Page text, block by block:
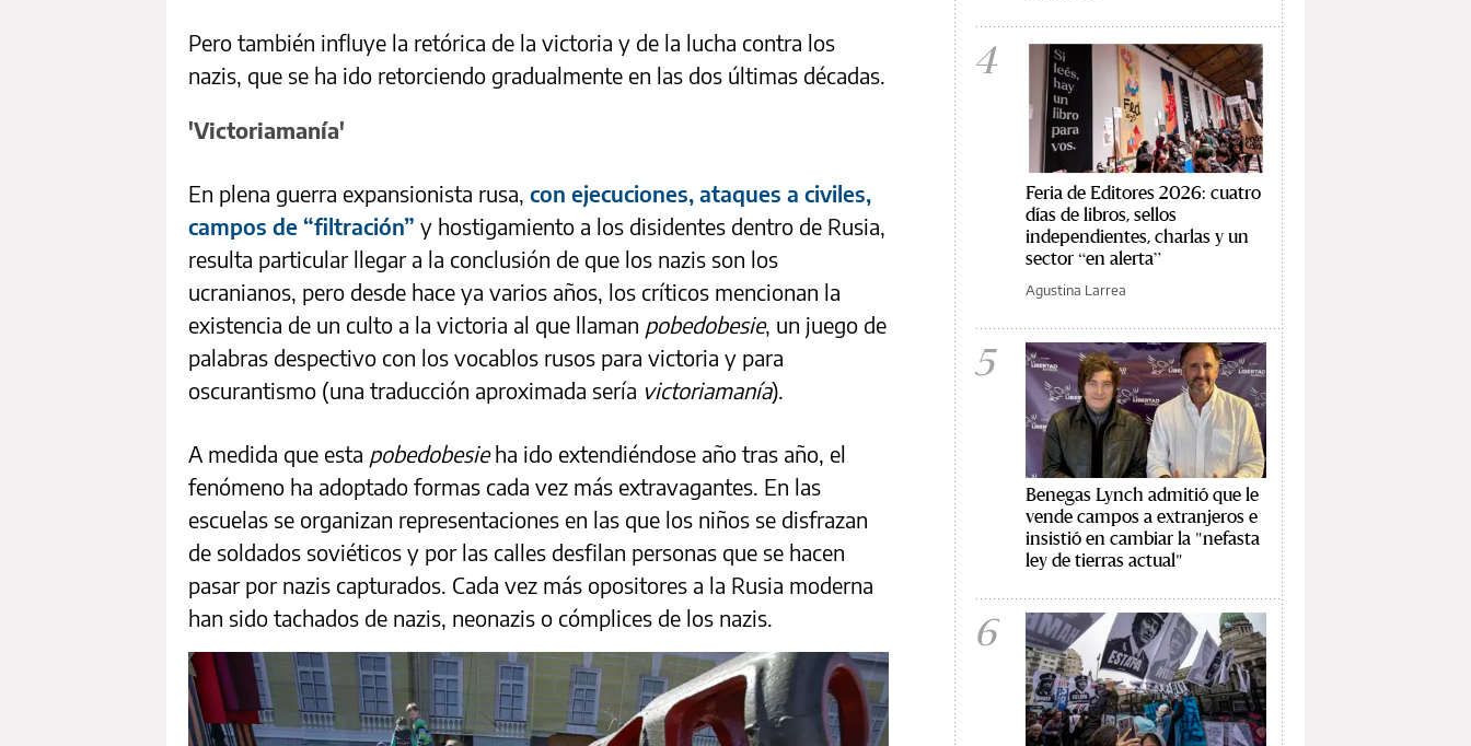
Pero también influye la retórica de la victoria y de la lucha contra los
nazis, que se ha ido retorciendo gradualmente en las dos últimas décadas.
'Victoriamanía'
En plena guerra expansionista rusa, con ejecuciones, ataques a civiles,
campos de “filtración” y hostigamiento a los disidentes dentro de Rusia,
resulta particular llegar a la conclusión de que los nazis son los
ucranianos, pero desde hace ya varios años, los críticos mencionan la
existencia de un culto a la victoria al que llaman pobedobesie, un juego de
palabras despectivo con los vocablos rusos para victoria y para
oscurantismo (una traducción aproximada sería victoriamanía).
A medida que esta pobedobesieha ido extendiéndose año tras año, el
fenómeno ha adoptado formas cada vez más extravagantes. En las
escuelas se organizan representaciones en las que los niños se disfrazan
de soldados soviéticos y por las calles desfilan personas que se hacen
pasar por nazis capturados. Cada vez más opositores a la Rusia moderna
han sido tachados de nazis, neonazis o cómplices de los nazis.
4
Feria de Editores 2026: cuatro
días de libros, sellos
independientes, charlas y un
sector “en alerta”
Agustina Larrea
5
Benegas Lynch admitió que le
vende campos a extranjeros e
insistió en cambiar la "nefasta
ley de tierras actual"
6